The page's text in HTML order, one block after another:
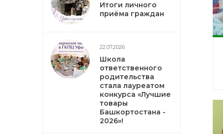
Итоги личного
приёма граждан
22.07.2026
Школа
ответственного
родительства
стала лауреатом
конкурса «Лучшие
товары
Башкортостана -
2026»!